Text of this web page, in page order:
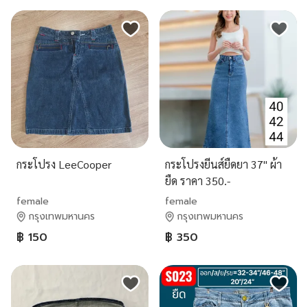
กระโปรง​ Lee​Cooper​
female
กรุงเทพมหานคร
฿ 150
กระโปรงยีนส์ยืดยา 37" ผ้า
ยืด ราคา 350.-
female
กรุงเทพมหานคร
฿ 350